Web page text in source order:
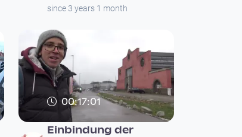
since 3 years 1 month
00:17:01
Einbindung der